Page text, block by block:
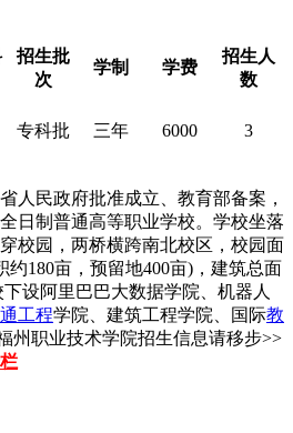
招生批
次
学制 学费
招生人
数
专科批 三年 6000 3
人民政府批准成立、教育部备案，
日制普通高等职业学校。学校坐落
校园，两桥横跨南北校区，校园面
约180亩，预留地400亩)，建筑总面
设阿里巴巴大数据学院、机器人
工程学院、建筑工程学院、国际教
州职业技术学院招生信息请移步>>